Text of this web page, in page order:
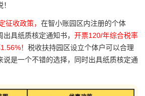
征收政策， 在智小账园区内注册的个体
具纸质核定通知书， 开票120/年综合税率
！ 税收扶持园区设立个体户可以合理
说是一个不错的选择，同时出具纸质核定通